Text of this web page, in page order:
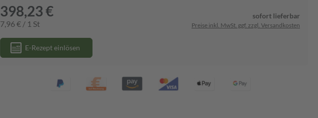
398,23 €
7,96 € / 1 St
sofort lieferbar
Preise inkl. MwSt. ggf. zzgl. Versandkosten
E-Rezept einlösen